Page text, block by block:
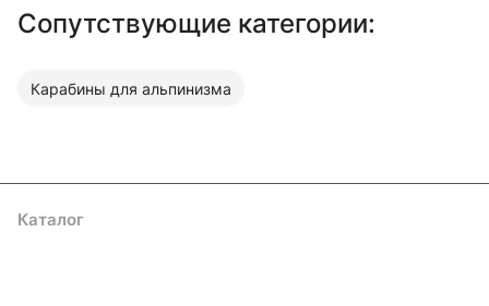
Сопутствующие категории:
Карабины для альпинизма
Каталог